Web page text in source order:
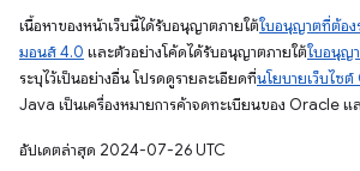
เนื้อหาของหน้าเว็บนี้ได้รับอนุญาตภายใต้ใบอนุญาตที่ต้อง
มอนส์ 4.0 และตัวอย่างโค้ดได้รับอนุญาตภายใต้ใบอนุญ
ระบุไว้เป็นอย่างอื่น โปรดดูรายละเอียดที่นโยบายเว็บไซ
Java เป็นเครื่องหมายการค้าจดทะเบียนของ Oracle แ
อัปเดตล่าสุด 2024-07-26 UTC